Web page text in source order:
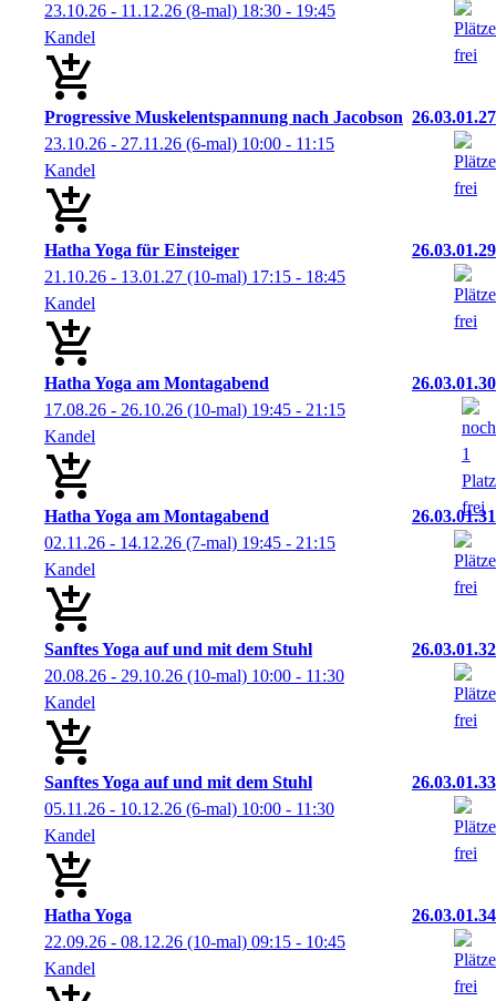
23.10.26 - 11.12.26 (8-mal) 18:30 - 19:45
Kandel
Progressive Muskelentspannung nach Jacobson 26.03.01.27
23.10.26 - 27.11.26 (6-mal) 10:00 - 11:15
Kandel
Hatha Yoga für Einsteiger
26.03.01.29
21.10.26 - 13.01.27 (10-mal) 17:15 - 18:45
Kandel
Hatha Yoga am Montagabend
26.03.01.30
17.08.26 - 26.10.26 (10-mal) 19:45 - 21:15
Kandel
Hatha Yoga am Montagabend
26.03.01.31
02.11.26 - 14.12.26 (7-mal) 19:45 - 21:15
Kandel
Sanftes Yoga auf und mit dem Stuhl
26.03.01.32
20.08.26 - 29.10.26 (10-mal) 10:00 - 11:30
Kandel
Sanftes Yoga auf und mit dem Stuhl
26.03.01.33
05.11.26 - 10.12.26 (6-mal) 10:00 - 11:30
Kandel
Hatha Yoga
26.03.01.34
22.09.26 - 08.12.26 (10-mal) 09:15 - 10:45
Kandel